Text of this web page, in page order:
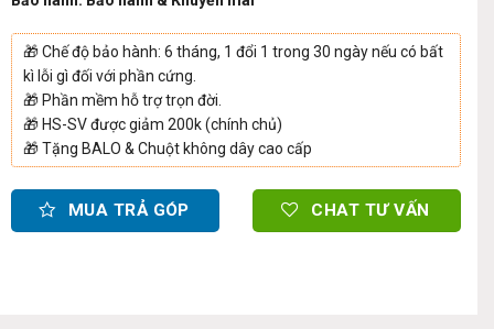
🎁Chế độ bảo hành: 6 tháng, 1 đổi 1 trong 30 ngày nếu có bất
kì lỗi gì đối với phần cứng.
🎁 Phần mềm hỗ trợ trọn đời.
🎁 HS-SV được giảm 200k (chính chủ)
🎁Tặng BALO & Chuột không dây cao cấp
MUA TRẢ GÓP CHAT TƯ VẤN